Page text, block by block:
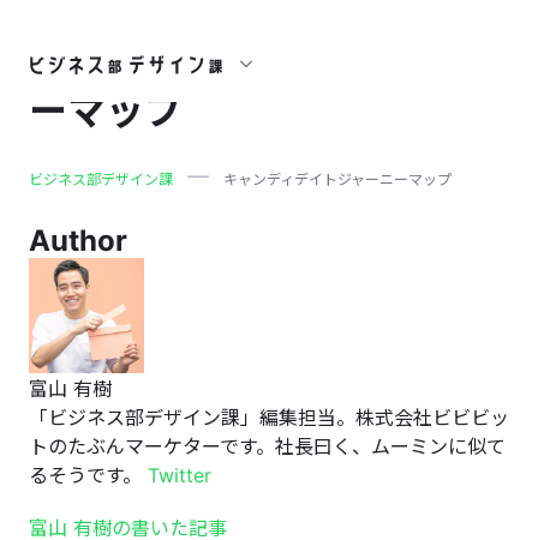
キャンディデイトジャーニ
ーマップ
ビジネス部デザイン課 キャンディデイトジャーニーマップ
Author
富山 有樹
「ビジネス部デザイン課」編集担当。株式会社ビビビッ
トのたぶんマーケターです。社長曰く、ムーミンに似て
るそうです。 Twitter
富山 有樹の書いた記事